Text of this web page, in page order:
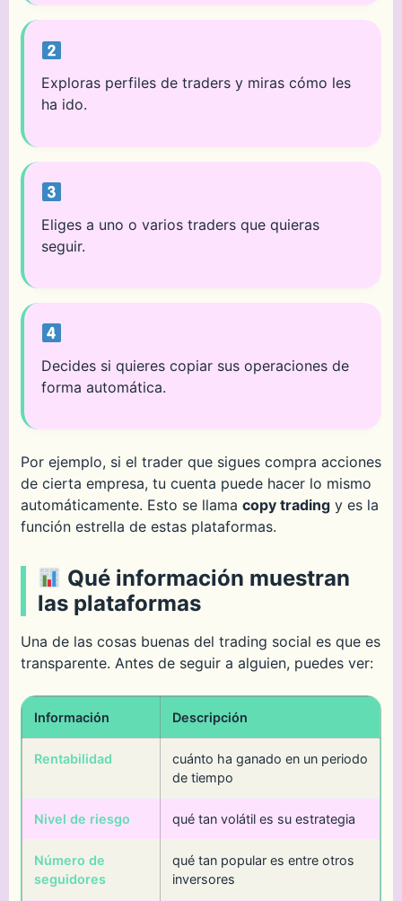
Exploras perfiles de traders y miras cómo les
ha ido.
Eliges a uno o varios traders que quieras
seguir.
Decides si quieres copiar sus operaciones de
forma automática.
Por ejemplo, si el trader que sigues compra acciones
de cierta empresa, tu cuenta puede hacer lo mismo
automáticamente. Esto se llama copy tradingy es la
función estrella de estas plataformas.
Qué información muestran
las plataformas
Una de las cosas buenas del trading social es que es
transparente. Antes de seguir a alguien, puedes ver:
Información Descripción
Rentabilidad
cuánto ha ganado en un periodo
de tiempo
Nivel de riesgo qué tan volátil es su estrategia
Número de
seguidores
qué tan popular es entre otros
inversores